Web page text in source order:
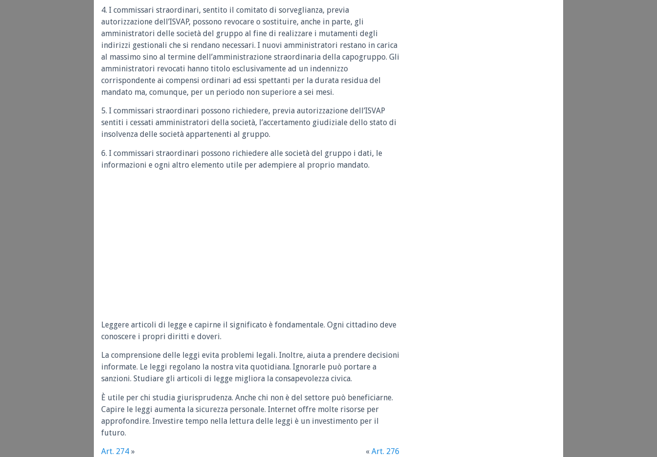
4. I commissari straordinari, sentito il comitato di sorveglianza, previa
autorizzazione dell’ISVAP, possono revocare o sostituire, anche in parte, gli
amministratori delle società del gruppo al fine di realizzare i mutamenti degli
indirizzi gestionali che si rendano necessari. I nuovi amministratori restano in carica
al massimo sino al termine dell’amministrazione straordinaria della capogruppo. Gli
amministratori revocati hanno titolo esclusivamente ad un indennizzo
corrispondente ai compensi ordinari ad essi spettanti per la durata residua del
mandato ma, comunque, per un periodo non superiore a sei mesi.
5. I commissari straordinari possono richiedere, previa autorizzazione dell’ISVAP
sentiti i cessati amministratori della società, l’accertamento giudiziale dello stato di
insolvenza delle società appartenenti al gruppo.
6. I commissari straordinari possono richiedere alle società del gruppo i dati, le
informazioni e ogni altro elemento utile per adempiere al proprio mandato.
Leggere articoli di legge e capirne il significato è fondamentale. Ogni cittadino deve
conoscere i propri diritti e doveri.
La comprensione delle leggi evita problemi legali. Inoltre, aiuta a prendere decisioni
informate. Le leggi regolano la nostra vita quotidiana. Ignorarle può portare a
sanzioni. Studiare gli articoli di legge migliora la consapevolezza civica.
È utile per chi studia giurisprudenza. Anche chi non è del settore può beneficiarne.
Capire le leggi aumenta la sicurezza personale. Internet offre molte risorse per
approfondire. Investire tempo nella lettura delle leggi è un investimento per il
futuro.
Art. 274 » « Art. 276